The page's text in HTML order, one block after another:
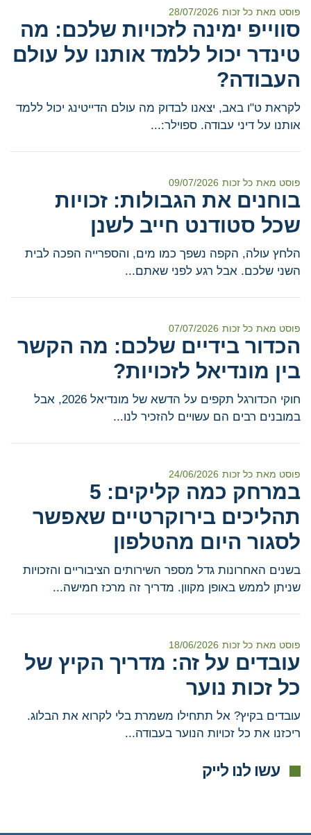
פוסט מאת כל זכות 28/07/2026
סווייפ ימינה לזכויות שלכם: מה
טינדר יכול ללמד אותנו על עולם
העבודה?
לקראת ט"ו באב, יצאנו לבדוק מה עולם הדייטינג יכול ללמד
אותנו על דיני עבודה. ספוילר:...
פוסט מאת כל זכות 09/07/2026
בוחנים את הגבולות: זכויות
שכל סטודנט חייב לשנן
הלחץ עולה, הקפה נשפך כמו מים, והספרייה הפכה לבית
השני שלכם. אבל רגע לפני שאתם...
פוסט מאת כל זכות 07/07/2026
הכדור בידיים שלכם: מה הקשר
בין מונדיאל לזכויות?
חוקי הכדורגל תקפים על הדשא של מונדיאל 2026, אבל
במובנים רבים הם עשויים להזכיר לנו...
פוסט מאת כל זכות 24/06/2026
במרחק כמה קליקים: 5
תהליכים בירוקרטיים שאפשר
לסגור היום מהטלפון
בשנים האחרונות גדל מספר השירותים הציבוריים והזכויות
שניתן לממש באופן מקוון. מדריך זה מרכז חמישה...
פוסט מאת כל זכות 18/06/2026
עובדים על זה: מדריך הקיץ של
כל זכות נוער
עובדים בקיץ? אל תתחילו משמרת בלי לקרוא את הבלוג.
ריכזנו את כל זכויות הנוער בעבודה...
עשו לנו לייק